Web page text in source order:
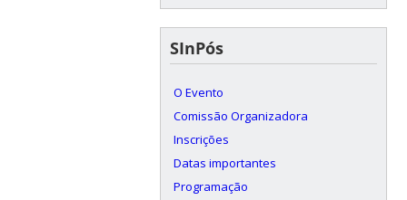
SInPós
O Evento
Comissão Organizadora
Inscrições
Datas importantes
Programação